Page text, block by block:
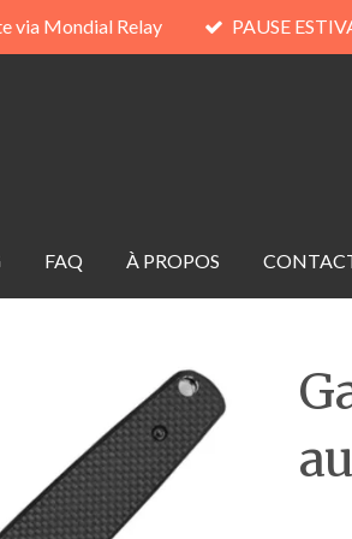
via Mondial Relay PAUSE
FAQ À PROPOS